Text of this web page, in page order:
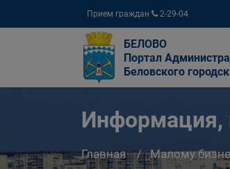
Прием граждан 2-29-04
БЕЛОВО
Портал
Беловского
Информация,
Главная Малому